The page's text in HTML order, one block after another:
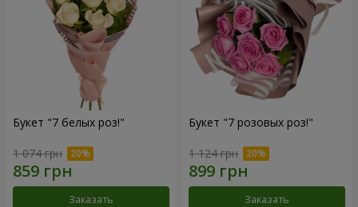
Букет "7 белых роз!"
1 074 грн
Заказать
Букет "7 розовых роз!"
1 124 грн
Заказать